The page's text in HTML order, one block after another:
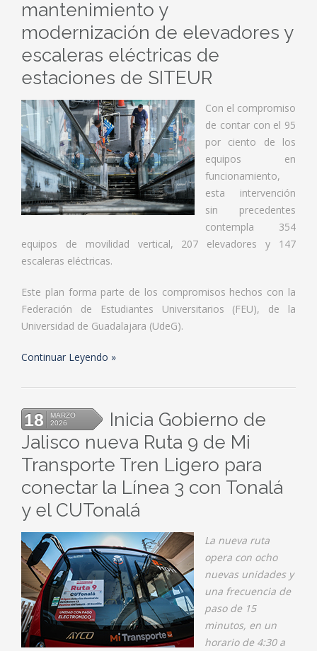
mantenimiento y
modernización de elevadores y
escaleras eléctricas de
estaciones de SITEUR
Con el compromiso
de contar con el 95
por ciento de los
equipos en
funcionamiento,
esta intervención
sin precedentes
contempla 354
equipos de movilidad vertical, 207 elevadores y 147
escaleras eléctricas.
Este plan forma parte de los compromisos hechos con la
Federación de Estudiantes Universitarios (FEU), de la
Universidad de Guadalajara (UdeG).
Continuar Leyendo
18
MARZO
2026
Inicia Gobierno de
Jalisco nueva Ruta 9 de Mi
Transporte Tren Ligero para
conectar la Línea 3 con Tonalá
y el CUTonalá
La nueva ruta
opera con ocho
nuevas unidades y
una frecuencia de
paso de 15
minutos, en un
horario de 4:30 a